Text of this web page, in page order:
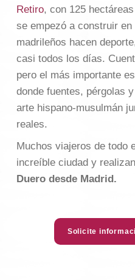
Retiro, con 125
se empezó a construir
madrileños hacen
casi todos los días.
pero el más importante
donde fuentes, pérgolas
arte hispano-musulmán
reales.
Muchos viajeros de todo
increíble ciudad y
Duero desde Madrid.
Solicite